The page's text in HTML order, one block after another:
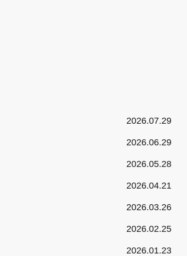
2026.07.29
2026.06.29
2026.05.28
2026.04.21
2026.03.26
2026.02.25
2026.01.23